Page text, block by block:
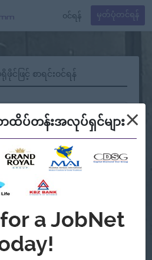
၀င်ရန် မှတ်ပုံတင်ရန်
ဖိုင်ဖြင့် စာရင်းဝင်ရန်
လား?
with Google
ဘူးလား?မှတ်ပုံတင်မယ်
ထိပ်တန်းအလုပ်ရှင်များ×